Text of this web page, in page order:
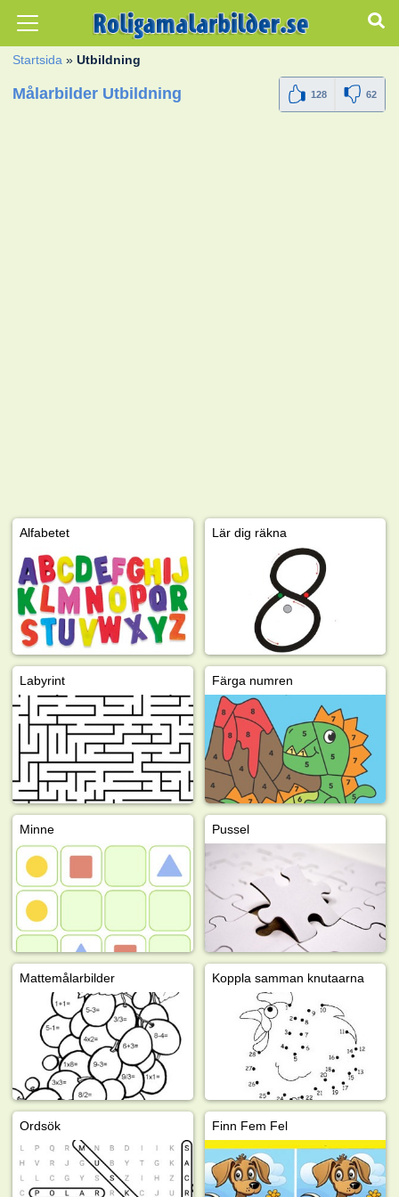
Startsida »Utbildning
Målarbilder Utbildning 128 62
Alfabetet Lär dig räkna
Labyrint Färga numren
Minne Pussel
Mattemålarbilder Koppla samman knutaarna
Ordsök Finn Fem Fel